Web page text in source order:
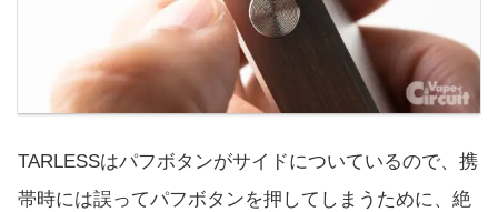
TARLESSはパフボタンがサイドについているので、携
帯時には誤ってパフボタンを押してしまうために、絶